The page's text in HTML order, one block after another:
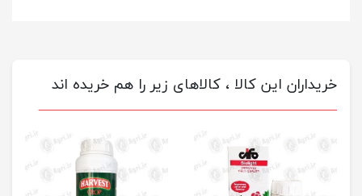
خریداران این کالا ، کالاهای زیر را هم خریده اند